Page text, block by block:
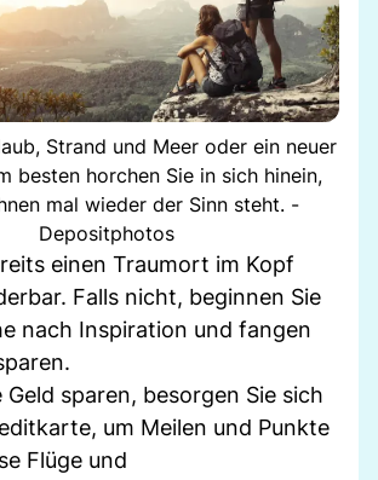
Strand und Meer oder ein neuer
besten horchen Sie in sich hinein,
mal wieder der Sinn steht. -
Depositphotos
einen Traumort im Kopf
Falls nicht, beginnen Sie
nach Inspiration und fangen
Geld sparen, besorgen Sie sich
um Meilen und Punkte
Flüge und